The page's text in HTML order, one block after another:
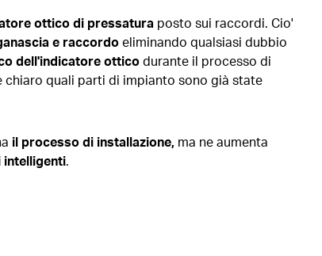
ottico di pressatura posto sui raccordi. Cio'
e raccordoeliminando qualsiasi dubbio
dell'indicatore otticodurante il processo di
chiaro quali parti di impianto sono già state
il processo di installazione, ma ne aumenta
intelligenti.